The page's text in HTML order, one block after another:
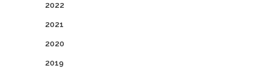
2022
2021
2020
2019